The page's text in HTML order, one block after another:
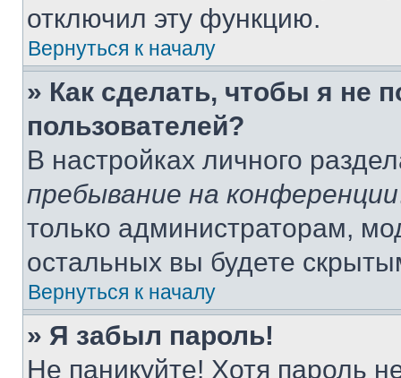
отключил эту функцию.
Вернуться к началу
» Как сделать, чтобы я не
пользователей?
В настройках личного
пребывание на конференции
только администраторам,
остальных вы будете
Вернуться к началу
» Я забыл пароль!
Не паникуйте! Хотя пароль